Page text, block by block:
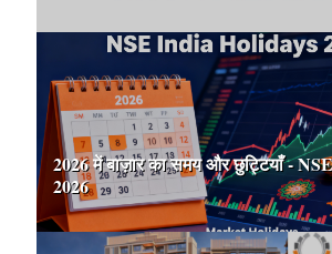
2026 में बाज़ार का समय और छुट्टियाँ -
2026